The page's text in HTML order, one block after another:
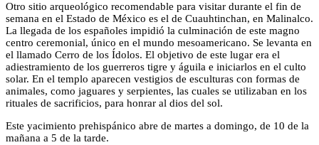
Otro sitio arqueológico recomendable para visitar durante el fin de
semana en el Estado de México es el de Cuauhtinchan, en Malinalco.
La llegada de los españoles impidió la culminación de este magno
centro ceremonial, único en el mundo mesoamericano. Se levanta en
el llamado Cerro de los Ídolos. El objetivo de este lugar era el
adiestramiento de los guerreros tigre y águila e iniciarlos en el culto
solar. En el templo aparecen vestigios de esculturas con formas de
animales, como jaguares y serpientes, las cuales se utilizaban en los
rituales de sacrificios, para honrar al dios del sol.
Este yacimiento prehispánico abre de martes a domingo, de 10 de la
mañana a 5 de la tarde.